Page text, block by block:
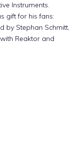
Instruments.
gift for his fans:
by Stephan Schmitt,
Reaktor and